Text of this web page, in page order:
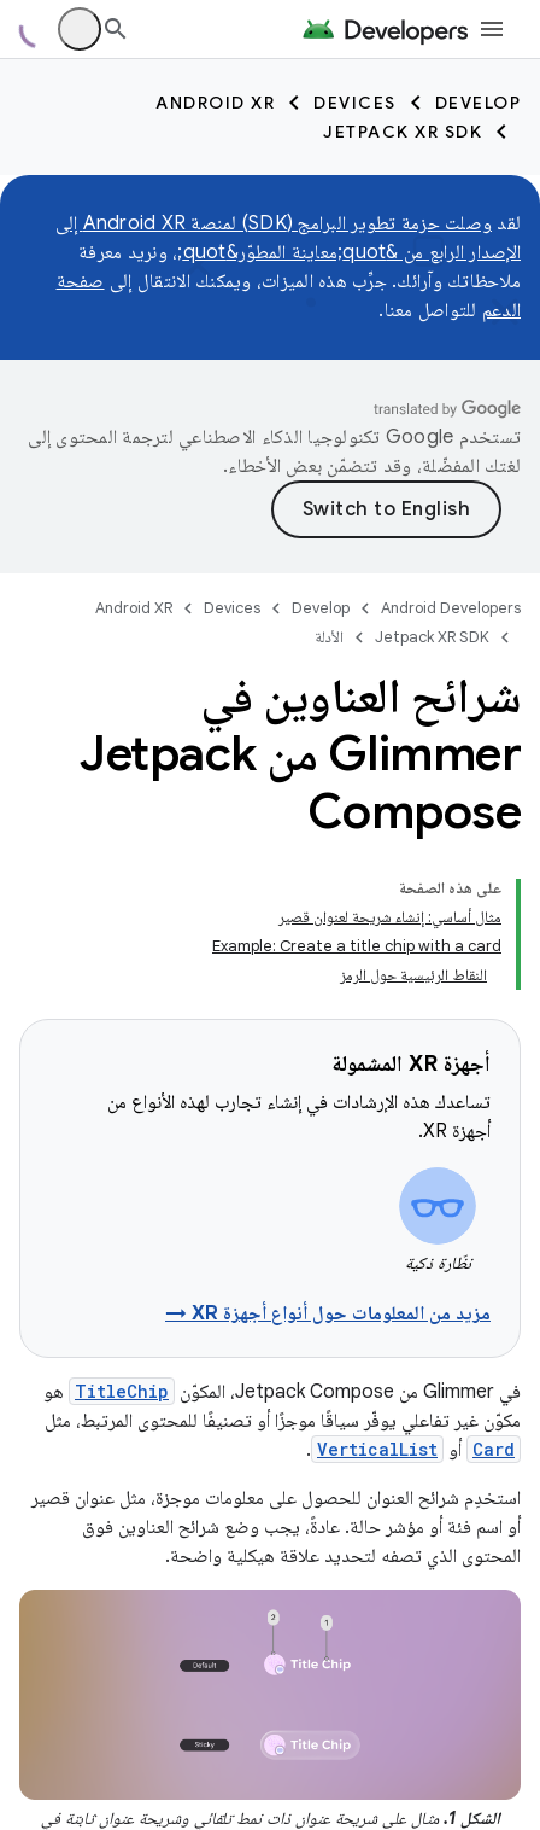
DEVELOP
DEVICES
ANDROID XR
JETPACK XR SDK
لقد
وصلت حزمة تطوير البرامج (SDK) لمنصة Android XR إلى
الإصدار الرابع من &quot;معاينة المطوّر&quot;
، ونريد معرفة
ملاحظاتك وآرائك. جرِّب هذه الميزات، ويمكنك الانتقال إلى صفحة
الدعم للتواصل معنا.
تستخدم Google تكنولوجيا الذكاء الاصطناعي لترجمة المحتوى إلى
لغتك المفضّلة، وقد تتضمّن بعض الأخطاء.
Android Developers
Develop
Devices
Android XR
Jetpack XR SDK
الأدلة
شرائح العناوين في
Glimmer من Jetpack
Compose
على هذه الصفحة
مثال أساسي: إنشاء شريحة لعنوان قصير
Example: Create a title chip with a card
النقاط الرئيسية حول الرمز
أجهزة XR المشمولة
تساعدك هذه الإرشادات في إنشاء تجارب لهذه الأنواع من
أجهزة XR.
نظّارة ذكية
مزيد من المعلومات حول أنواع أجهزة XR →
في Glimmer من Jetpack Compose، المكوّن TitleChip هو
مكوّن غير تفاعلي يوفّر سياقًا موجزًا أو تصنيفًا للمحتوى المرتبط، مثل
Card أو VerticalList
.
استخدِم شرائح العنوان للحصول على معلومات موجزة، مثل عنوان قصير
أو اسم فئة أو مؤشر حالة. عادةً، يجب وضع شرائح العناوين فوق
المحتوى الذي تصفه لتحديد علاقة هيكلية واضحة.
الشكل 1.
مثال على شريحة عنوان ذات نمط تلقائي وشريحة عنوان ثابتة في